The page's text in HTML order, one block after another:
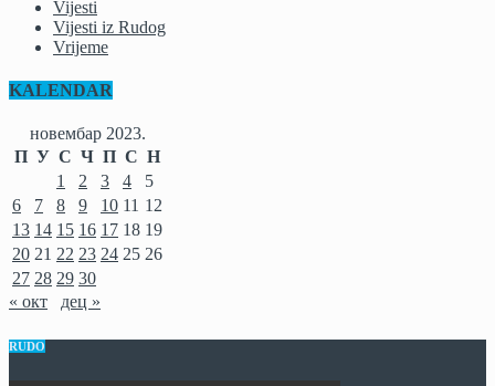
Vijesti
Vijesti iz Rudog
Vrijeme
KALENDAR
новембар 2023.
П У С Ч П С Н
1
2 3 4
5
6
7 8 9 10 11 12
13 14 15 16 17 18 19
20 21 22 23 24 25 26
27 28 29 30
« окт
дец »
RUDO